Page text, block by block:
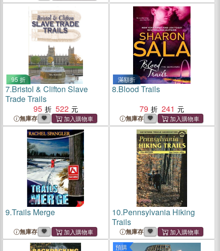
95 折
7.Bristol & Clifton Slave
Trade Trails
95
522
無庫存
滿額折
8.Blood Trails
79
241
無庫存
9.Trails Merge
無庫存
10.Pennsylvania Hiking
Trails
無庫存
預購